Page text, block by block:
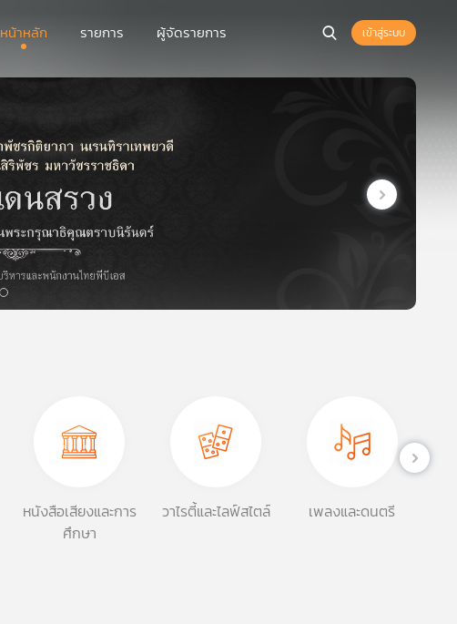
เข้าสู่ระบบ
หน้าหลัก รายการ ผู้จัดรายการ
หนังสือเสียงและการ
ศึกษา
วาไรตี้และไลฟ์สไตล์ เพลงและดนตรี